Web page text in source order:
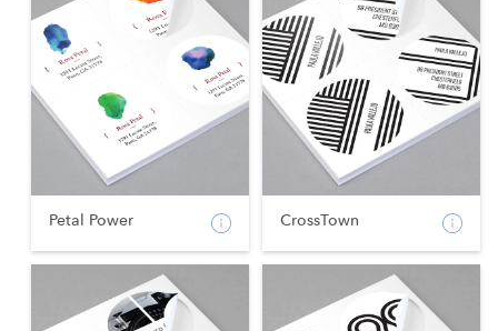
Petal Power CrossTown